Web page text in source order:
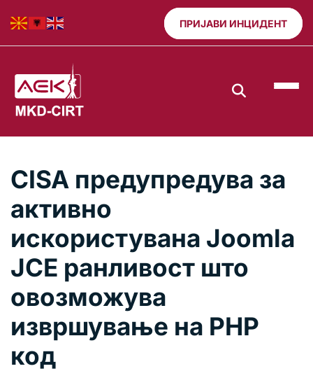
ПРИЈАВИ ИНЦИДЕНТ
CISA предупредува за
активно
искористувана Joomla
JCE ранливост што
овозможува
извршување на PHP
код